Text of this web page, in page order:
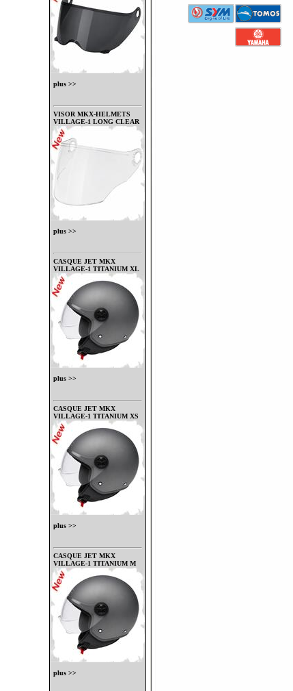
plus >>
VISOR MKX-HELMETS
VILLAGE-1 LONG CLEAR
plus >>
CASQUE JET MKX
VILLAGE-1 TITANIUM XL
plus >>
CASQUE JET MKX
VILLAGE-1 TITANIUM XS
plus >>
CASQUE JET MKX
VILLAGE-1 TITANIUM M
plus >>